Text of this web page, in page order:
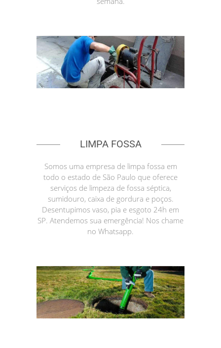
LIMPA FOSSA
Somos uma empresa de limpa fossa em
todo o estado de São Paulo que oferece
serviços de limpeza de fossa séptica,
sumidouro, caixa de gordura e poços.
Desentupimos vaso, pia e esgoto 24h em
SP. Atendemos sua emergência! Nos chame
no Whatsapp.